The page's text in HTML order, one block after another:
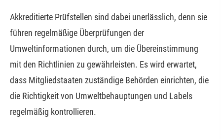
Akkreditierte Prüfstellen sind dabei unerlässlich, denn sie
führen regelmäßige Überprüfungen der
Umweltinformationen durch, um die Übereinstimmung
mit den Richtlinien zu gewährleisten. Es wird erwartet,
dass Mitgliedstaaten zuständige Behörden einrichten, die
die Richtigkeit von Umweltbehauptungen und Labels
regelmäßig kontrollieren.